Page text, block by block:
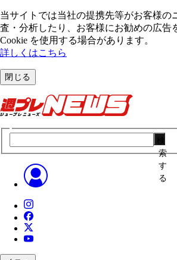
当サイトでは当社の提携先等がお客様の
査・分析したり、お客様にお勧めの広告
Cookie を使⽤する場合があります。
詳しくはこちら
閉じる
索
す
る